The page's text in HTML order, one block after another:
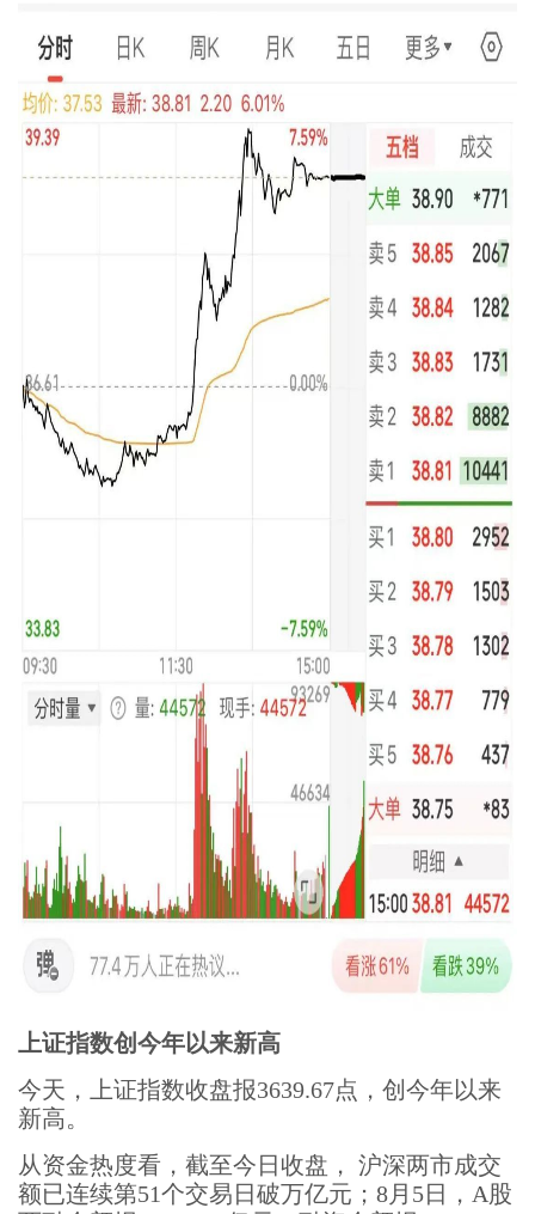
上证指数创今年以来新高
今天，上证指数收盘报3639.67点，创今年以来
新高。
从资金热度看，截至今日收盘， 沪深两市成交
额已连续第51个交易日破万亿元；8月5日，A股